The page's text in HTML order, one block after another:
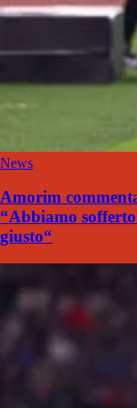
News
Amorim
“Abbiamo
giusto“